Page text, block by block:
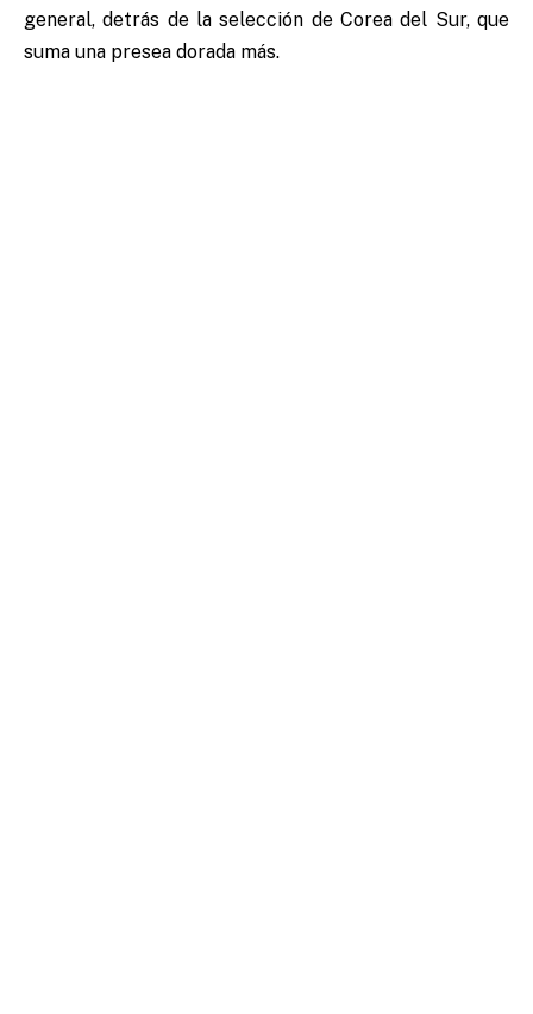
general, detrás de la selección de Corea del Sur, que
suma una presea dorada más.